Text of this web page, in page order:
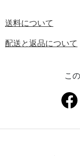
送料について
配送と返品について
こ